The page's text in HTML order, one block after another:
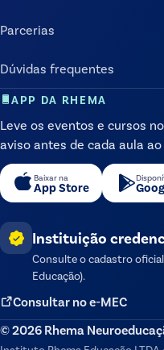
Parcerias
Dúvidas frequentes
APP DA RHEMA
Leve os eventos e cursos
aviso antes de cada aula ao
Baixar na
App Store
Instituição
Consulte o cadastro
Educação).
Consultar no e-MEC
©2026 Rhema